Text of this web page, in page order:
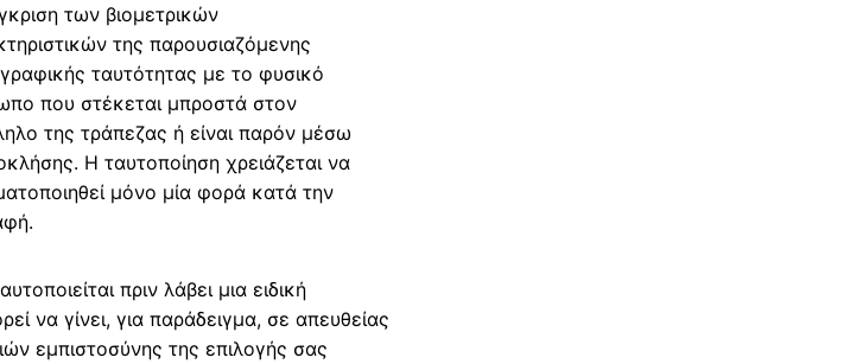
των βιομετρικών
της παρουσιαζόμενης
ταυτότητας με το φυσικό
που στέκεται μπροστά στον
της τράπεζας ή είναι παρόν μέσω
Η ταυτοποίηση χρειάζεται να
μόνο μία φορά κατά την
πριν λάβει μια ειδική
να γίνει, για παράδειγμα, σε απευθείας
εμπιστοσύνης της επιλογής σας